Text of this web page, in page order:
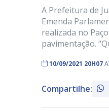
A Prefeitura de
Emenda
realizada no
pavimentação.
10/09/2021 20H07
Compartilhe: